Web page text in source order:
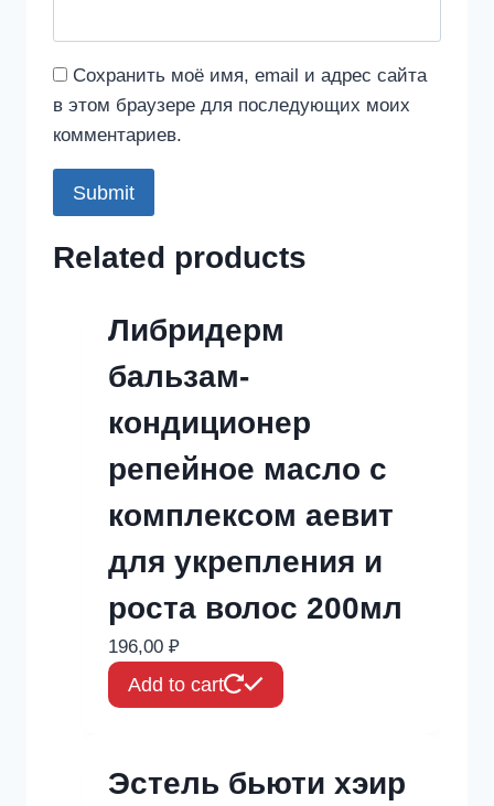
Сохранить моё имя, email и адрес сайта
в этом браузере для последующих моих
комментариев.
Related products
Либридерм
бальзам-
кондиционер
репейное масло с
комплексом аевит
для укрепления и
роста волос 200мл
196,00 ₽
Add to cart
Эстель бьюти хэир